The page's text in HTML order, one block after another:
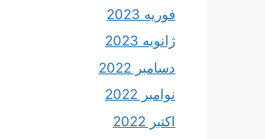
فوریه 2023
ژانویه 2023
دسامبر 2022
نوامبر 2022
اکتبر 2022